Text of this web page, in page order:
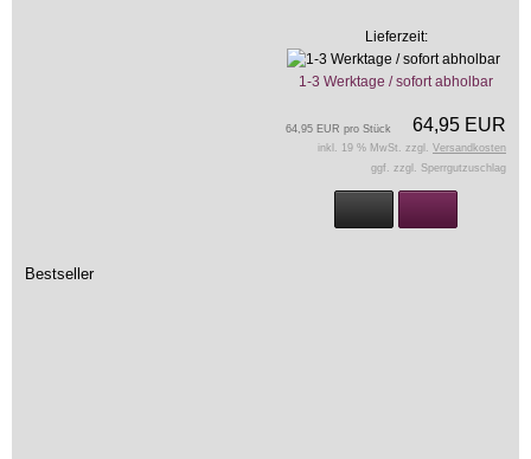
Lieferzeit:
1-3 Werktage / sofort abholbar
64,95 EUR
64,95 EUR pro Stück
inkl. 19 % MwSt. zzgl. Versandkosten
ggf. zzgl. Sperrgutzuschlag
Bestseller